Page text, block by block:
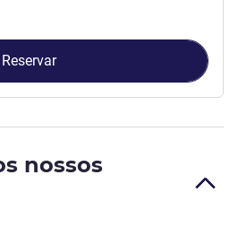
Reservar
nossos